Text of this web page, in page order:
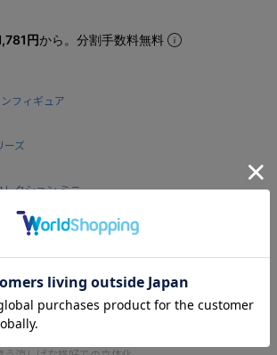
円から。分割手数料無料
フィギュア
ーズ
クション ミニ
ルソナ4」のディフォルメマスコットシリーズ「GCCミ
メインキャラクターが夏服で集合です。